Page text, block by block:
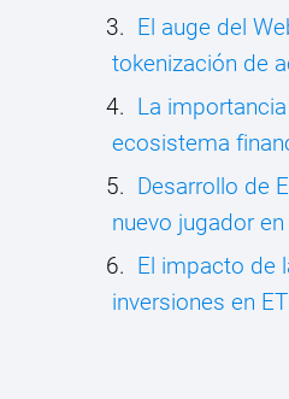
El auge del
tokenización de
La
ecosistema
Desarrollo de
nuevo jugador
El impacto de
inversiones en